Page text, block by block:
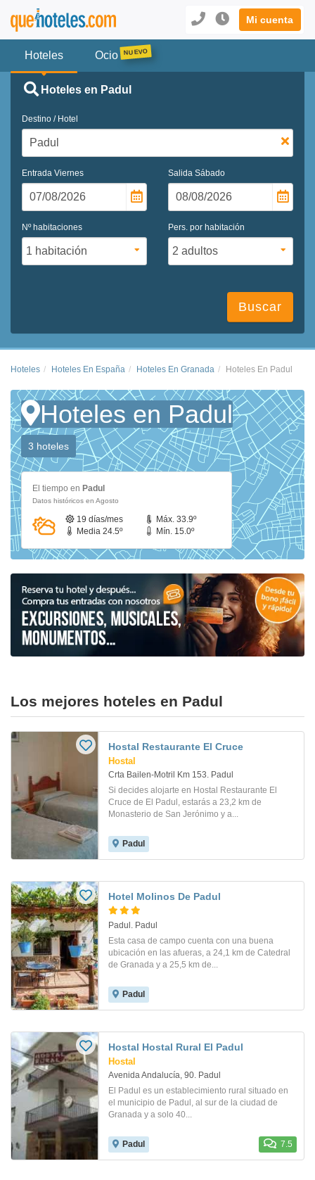
Mi cuenta
Hoteles Ocio
Hoteles en Padul
Destino / Hotel
Entrada Viernes Salida Sábado
Nº habitaciones Pers. por habitación
Buscar
Hoteles Hoteles En España Hoteles En Granada Hoteles En Padul
Hoteles en Padul
3 hoteles
El tiempo en Padul
Datos históricos en Agosto
19 días/mes
Máx. 33.9º
Media 24.5º
Mín. 15.0º
Los mejores hoteles en Padul
Hostal Restaurante El Cruce
Hostal
Crta Bailen-Motril Km 153. Padul
Si decides alojarte en Hostal Restaurante El
Cruce de El Padul, estarás a 23,2 km de
Monasterio de San Jerónimo y a...
Padul
Hotel Molinos De Padul
Padul. Padul
Esta casa de campo cuenta con una buena
ubicación en las afueras, a 24,1 km de Catedral
de Granada y a 25,5 km de...
Padul
Hostal Hostal Rural El Padul
Hostal
Avenida Andalucía, 90. Padul
El Padul es un establecimiento rural situado en
el municipio de Padul, al sur de la ciudad de
Granada y a solo 40...
Padul 7.5